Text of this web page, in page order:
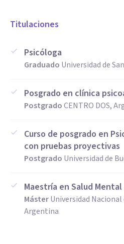
Titulaciones
Psicóloga
Graduado Universidad de
Posgrado en clínica
PostgradoCENTRO DOS,
Curso de posgrado en
con pruebas proyectivas
Postgrado Universidad de
Maestría en Salud
MásterUniversidad Nacional
Argentina